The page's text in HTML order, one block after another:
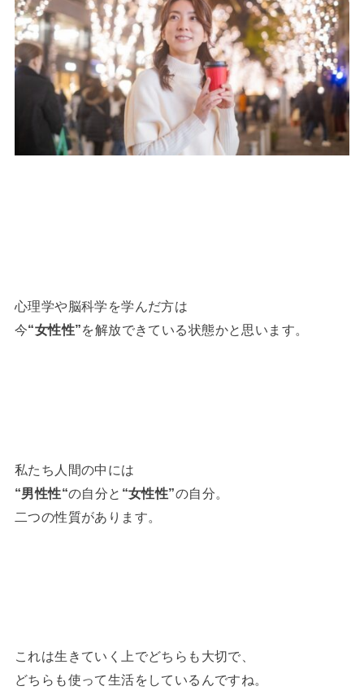
心理学や脳科学を学んだ方は
今“女性性”を解放できている状態かと思います。
私たち人間の中には
“男性性“の自分と “女性性”の自分。
二つの性質があります。
これは生きていく上でどちらも大切で、
どちらも使って生活をしているんですね。